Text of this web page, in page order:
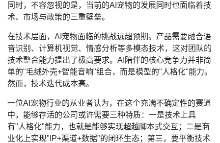
同时，不容忽视的是，当前的AI宠物的发展同时也面临着技
术、市场与政策的三重壁垒。
在技术层面，AI宠物面临的挑战远超预期。产品需要融合语
音识别、计算机视觉、情感分析等多模态技术，这对团队的
技术整合能力提出了极高要求。AI陪伴的核心竞争力并非简
单的"毛绒外壳+智能音响"组合，而是模型的"人格化"能力。
然而，技术迭代成本高。
一位AI宠物行业的从业者认为，在这个充满不确定性的赛道
中，能够存活的公司或许需要三种特质：一是技术上具
有"人格化"能力，也就是能够实现超越脚本式交互；二是商
业化上实现"IP+渠道+数据"的闭环生态；第三，要平衡技术